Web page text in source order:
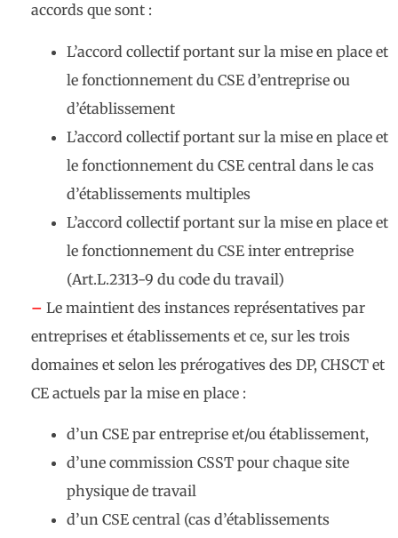
accords que sont :
L’accord collectif portant sur la mise en place et
le fonctionnement du CSE d’entreprise ou
d’établissement
L’accord collectif portant sur la mise en place et
le fonctionnement du CSE central dans le cas
d’établissements multiples
L’accord collectif portant sur la mise en place et
le fonctionnement du CSE inter entreprise
(Art.L.2313-9 du code du travail)
– Le maintient des instances représentatives par
entreprises et établissements et ce, sur les trois
domaines et selon les prérogatives des DP, CHSCT et
CE actuels par la mise en place :
d’un CSE par entreprise et/ou établissement,
d’une commission CSST pour chaque site
physique de travail
d’un CSE central (cas d’établissements